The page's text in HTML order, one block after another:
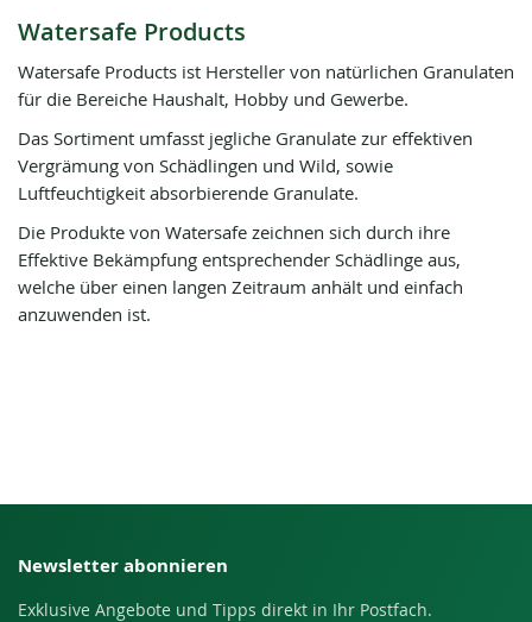
Watersafe Products
Watersafe Products ist Hersteller von natürlichen Granulaten
für die Bereiche Haushalt, Hobby und Gewerbe.
Das Sortiment umfasst jegliche Granulate zur effektiven
Vergrämung von Schädlingen und Wild, sowie
Luftfeuchtigkeit absorbierende Granulate.
Die Produkte von Watersafe zeichnen sich durch ihre
Effektive Bekämpfung entsprechender Schädlinge aus,
welche über einen langen Zeitraum anhält und einfach
anzuwenden ist.
Newsletter abonnieren
Exklusive Angebote und Tipps direkt in Ihr Postfach.